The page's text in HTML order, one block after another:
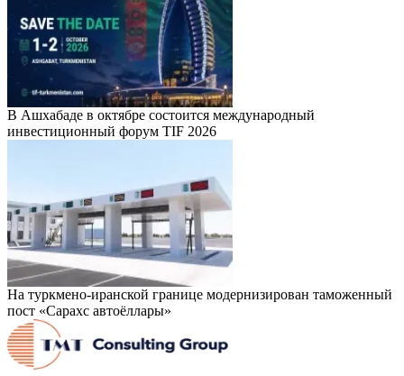
В Ашхабаде в октябре состоится международный
инвестиционный форум TIF 2026
На туркмено-иранской границе модернизирован таможенный
пост «Сарахс автоёллары»